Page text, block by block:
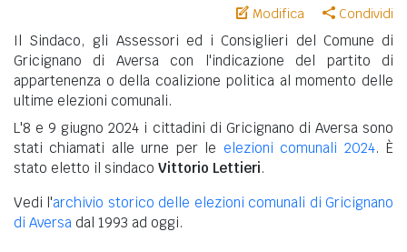
Modifica Condividi
Il Sindaco, gli Assessori ed i Consiglieri del Comune di
Gricignano di Aversa con l'indicazione del partito di
appartenenza o della coalizione politica al momento delle
ultime elezioni comunali.
L'8 e 9 giugno 2024 i cittadini di Gricignano di Aversa sono
stati chiamati alle urne per le elezioni comunali 2024. È
stato eletto il sindaco Vittorio Lettieri.
Vedi l'archivio storico delle elezioni comunali di Gricignano
di Aversa dal 1993 ad oggi.